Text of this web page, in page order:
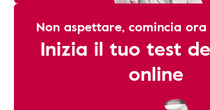
Non aspettare, comincia
Inizia il tuo test
online